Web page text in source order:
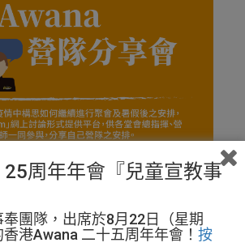
25周年年會『兒童宣教事
團隊，出席於8月22日（星期
港Awana 二十五周年年會！ 按